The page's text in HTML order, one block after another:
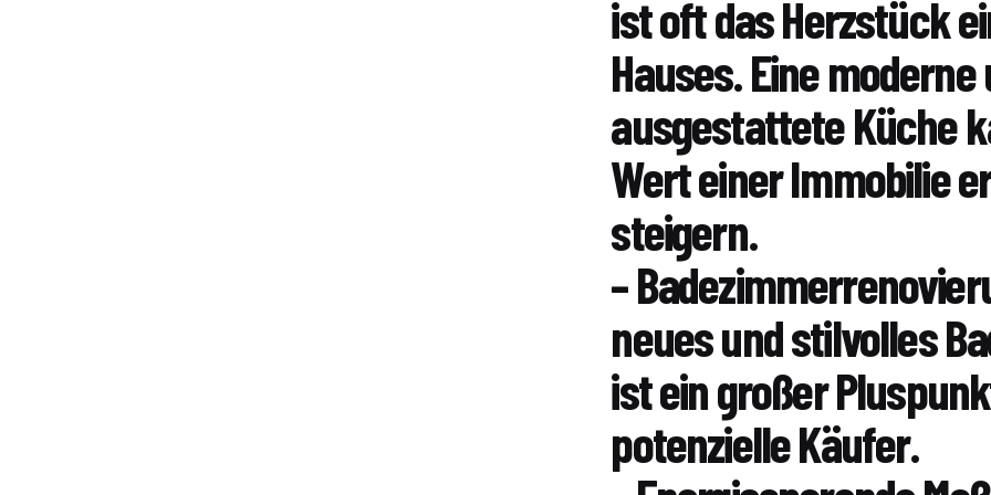
ist oft das Herzstück
Hauses. Eine moderne
ausgestattete Küche
Wert einer Immobilie
steigern.
–
neues und stilvolles
ist ein großer
potenzielle Käufer.